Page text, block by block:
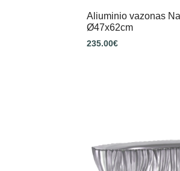
Aliuminio vazonas
Ø47x62cm
235.00€